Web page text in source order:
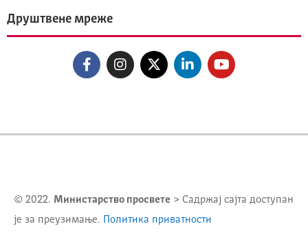
Друштвене мреже
© 2022. Министарство просвете > Садржај сајта доступан
је за преузимање. Политика приватности